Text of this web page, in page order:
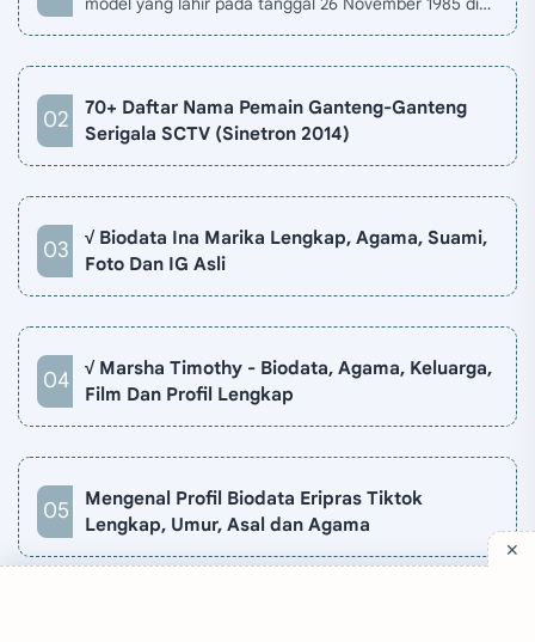
70+ Daftar Nama Pemain Ganteng-Ganteng
Serigala SCTV (Sinetron 2014)
√ Biodata Ina Marika Lengkap, Agama, Suami,
Foto Dan IG Asli
√ Marsha Timothy - Biodata, Agama, Keluarga,
Film Dan Profil Lengkap
Mengenal Profil Biodata Eripras Tiktok
Lengkap, Umur, Asal dan Agama